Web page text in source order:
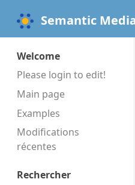
Semantic
Welcome
Please login to edit!
Main page
Examples
Modifications
récentes
Rechercher